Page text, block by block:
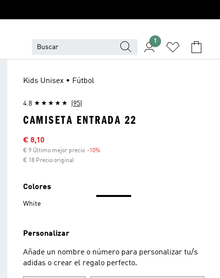
1
Kids Unisex • Fútbol
4.8 (95)
CAMISETA ENTRADA 22
Precio rebajado
€ 8,10
€ 9 Último mejor precio -10%
€ 18 Precio original
Colores
White
Personalizar
Añade un nombre o número para personalizar tu/s
adidas o crear el regalo perfecto.